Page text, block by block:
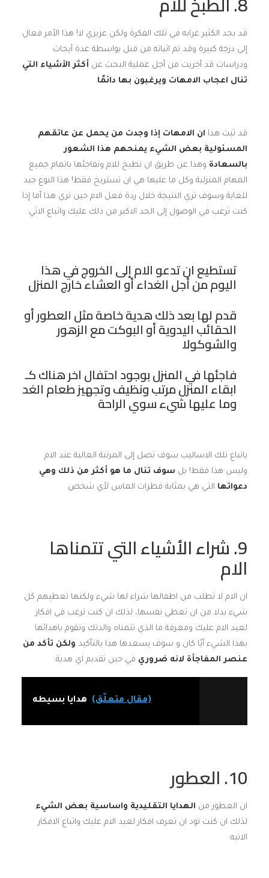
قد يجد الكثير غرابه في تلك الفكرة ولكن عزيزي لا! هذا الأمر فعال
إلى درجة كبيرة وقد تم اثباته من قبل بواسطة عدة أبحاث
ودراسات قد أجريت من أجل عملية البحث عن أكثر الأشياء التي
تنال اعجاب الامهات ويرغبون بها دائمًا.
قد ثبت هذا ان الامهات إذا وجدت من يحمل عن عاتقهم
المسئولية بعض الشيء يمنحهم هذا الشعور
بالسعادة وهذا عن طريق ان تطبخ للام وتفاجئها باتمام جميع
المهام المنزلية وكل ما عليها هي ان تستريح فقط! هذا النوع جيد
للغاية وسوف تري النتيجة خلال ردة فعل الام حين تري هذا أما إذا
كنت ترغب في الوصول إلى الحد الاكبر من ذلك عليك واتباع الاتي:
تستطيع ان تدعو الام إلى الخروج في هذا
اليوم من أجل الغداء أو العشاء خارج المنزل
قدم لها بعد ذلك هدية خاصة مثل العطور أو
الحقائب اليدوية أو البوكت مع الزهور
والشوكولا
فاجئها في المنزل بوجود احتفال اخر هناك كـ
ابقاء المنزل مرتب ونظيف وتجهيز طعام الغد
وما عليها شيء سوي الراحة
باتباع تلك الاساليب سوف تصل إلى المرتبة العالية عند الام
وليس هذا فقط! بل سوف تنال ما هو أكثر من ذلك وهي
دعواتها التي هي بمثابة قطرات الماس لأي شخص
9. شراء الأشياء التي تتمناها
الام
ان الام لا تطلب من اطفالها شراء لها شيء ولكنها تعطيهم كل
شيء بدلا من ان تعطي نفسها، لذلك ان كنت ترغب في افكار
لعيد الام عليك ومعرفة ما الذي تتمناه والدتك وتقوم باهدائها
بهذا الشيء أيًا كان و سوف يسعدها هذا بالتأكيد ولكن تأكد من
عنصر المفاجأة لانه ضروري في حين تقديم اي هدية.
(مقال متعلّق) هدايا بسيطه
10. العطور
ان العطور من الهدايا التقليدية واساسية بعض الشيء
لذلك ان كنت تود ان تعرف افكار لعيد الام عليك واتباع الافكار
الاتيه: